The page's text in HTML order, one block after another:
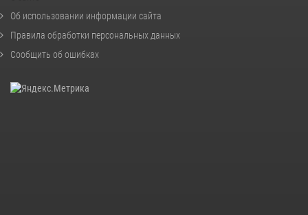
Об использовании информации сайта
Правила обработки персональных данных
Сообщить об ошибках